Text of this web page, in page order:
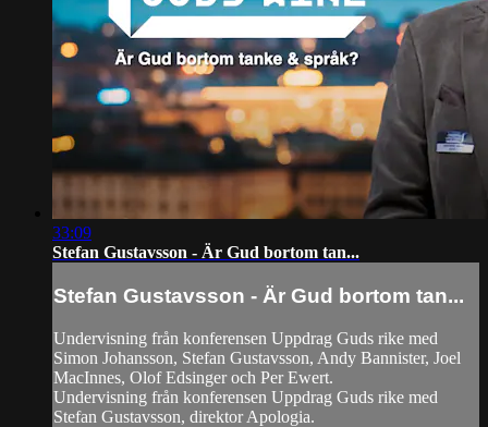
33:09
Stefan Gustavsson - Är Gud bortom tan...
Stefan Gustavsson - Är Gud bortom tan...
Undervisning från konferensen Uppdrag Guds rike med
Simon Johansson, Stefan Gustavsson, Andy Bannister, Joel
MacInnes, Olof Edsinger och Per Ewert.
Undervisning från konferensen Uppdrag Guds rike med
Stefan Gustavsson, direktor Apologia.